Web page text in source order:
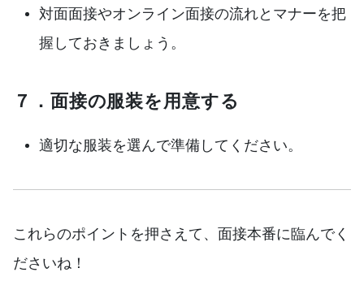
対面面接やオンライン面接の流れとマナーを把
握しておきましょう。
７．面接の服装を用意する
適切な服装を選んで準備してください。
これらのポイントを押さえて、面接本番に臨んでく
ださいね！